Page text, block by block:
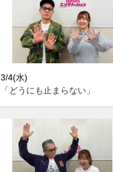
3/4(水)
「どうにも止まらない」